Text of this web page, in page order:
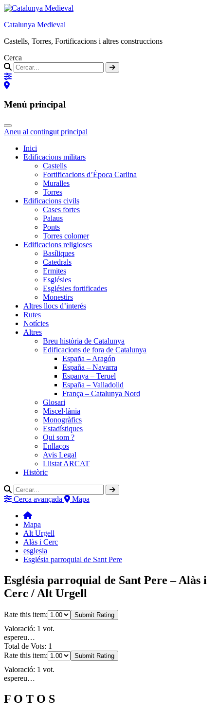
Catalunya Medieval
Castells, Torres, Fortificacions i altres construccions
Cerca
Menú principal
Aneu al contingut principal
Inici
Edificacions militars
Castells
Fortificacions d’Època Carlina
Muralles
Torres
Edificacions civils
Cases fortes
Palaus
Ponts
Torres colomer
Edificacions religioses
Basíliques
Catedrals
Ermites
Esglésies
Esglésies fortificades
Monestirs
Altres llocs d’interés
Rutes
Notícies
Altres
Breu història de Catalunya
Edificacions de fora de Catalunya
España – Aragón
España – Navarra
Espanya – Teruel
España – Valladolid
França – Catalunya Nord
Glosari
Miscel·lània
Monogràfics
Estadístiques
Qui som ?
Enllaços
Avis Legal
Llistat ARCAT
Històric
Cerca avançada Mapa
Mapa
Alt Urgell
Alàs i Cerc
esglesia
Església parroquial de Sant Pere
Església parroquial de Sant Pere – Alàs i
Cerc / Alt Urgell
Rate this item: Submit Rating
Valoració: 1 vot.
espereu…
Total de Vots: 1
Rate this item:
Submit Rating
Valoració: 1 vot.
espereu…
F O T O S